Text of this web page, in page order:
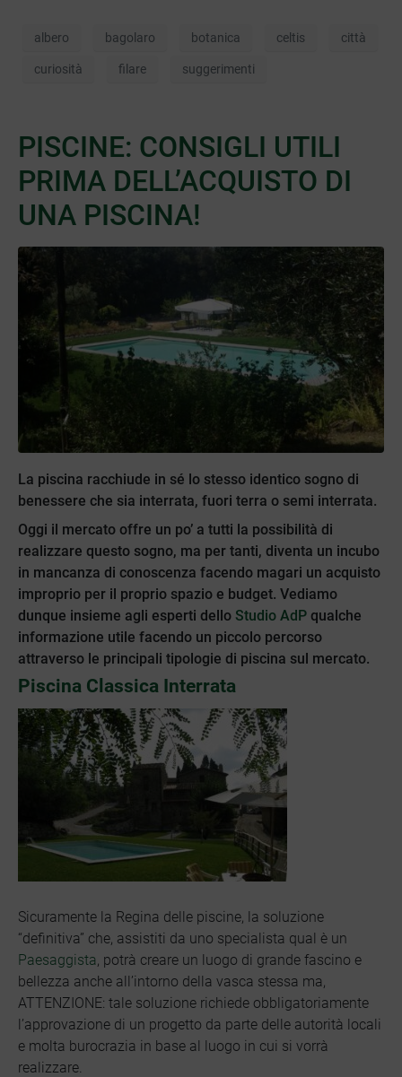
albero bagolaro botanica celtis città
curiosità filare suggerimenti
PISCINE: CONSIGLI UTILI
PRIMA DELL’ACQUISTO DI
UNA PISCINA!
La piscina racchiude in sé lo stesso identico sogno di
benessere che sia interrata, fuori terra o semi interrata.
Oggi il mercato offre un po’ a tutti la possibilità di
realizzare questo sogno, ma per tanti, diventa un incubo
in mancanza di conoscenza facendo magari un acquisto
improprio per il proprio spazio e budget. Vediamo
dunque insieme agli esperti dello Studio AdP qualche
informazione utile facendo un piccolo percorso
attraverso le principali tipologie di piscina sul mercato.
Piscina Classica Interrata
Sicuramente la Regina delle piscine, la soluzione
“definitiva” che, assistiti da uno specialista qual è un
Paesaggista, potrà creare un luogo di grande fascino e
bellezza anche all’intorno della vasca stessa ma,
ATTENZIONE: tale soluzione richiede obbligatoriamente
l’approvazione di un progetto da parte delle autorità locali
e molta burocrazia in base al luogo in cui si vorrà
realizzare.